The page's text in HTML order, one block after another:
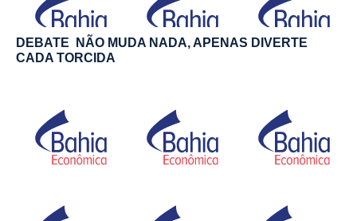
DEBATE NÃO MUDA NADA, APENAS DIVERTE
CADA TORCIDA